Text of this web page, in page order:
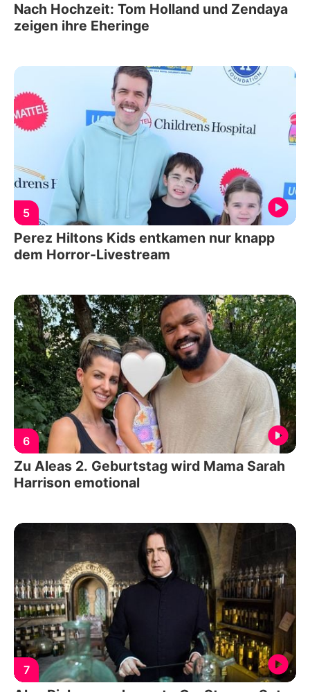
Nach Hochzeit: Tom Holland und Zendaya
zeigen ihre Eheringe
5
Perez Hiltons Kids entkamen nur knapp
dem Horror-Livestream
6
Zu Aleas 2. Geburtstag wird Mama Sarah
Harrison emotional
7